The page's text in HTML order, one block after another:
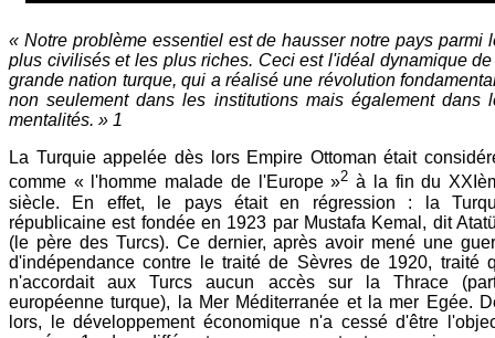
« Notre problème essentiel est de hausser notre pays parmi
plus civilisés et les plus riches. Ceci est l'idéal dynamique
grande nation turque, qui a réalisé une révolution
non seulement dans les institutions mais également dans
mentalités. » 1
La Turquie appelée dès lors Empire Ottoman était
comme « l'homme malade de l'Europe »2 à la fin du
siècle. En effet, le pays était en régression : la
républicaine est fondée en 1923 par Mustafa Kemal, dit
(le père des Turcs). Ce dernier, après avoir mené une
d'indépendance contre le traité de Sèvres de 1920, traité
n'accordait aux Turcs aucun accès sur la Thrace
européenne turque), la Mer Méditerranée et la mer Egée.
lors, le développement économique n'a cessé d'être